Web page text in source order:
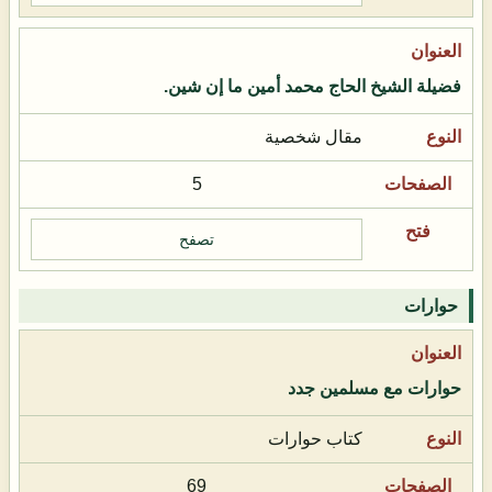
فضيلة الشيخ الحاج محمد أمين ما إن شين.
مقال شخصية
5
تصفح
حوارات
حوارات مع مسلمين جدد
كتاب حوارات
69